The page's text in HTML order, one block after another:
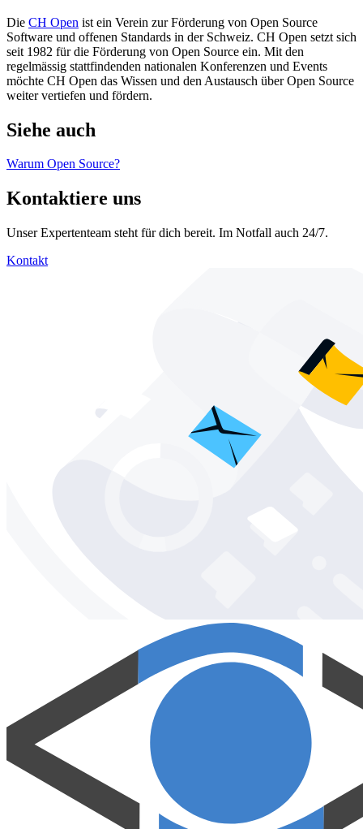
Die CH Open ist ein Verein zur Förderung von Open Source
Software und offenen Standards in der Schweiz. CH Open setzt sich
seit 1982 für die Förderung von Open Source ein. Mit den
regelmässig stattfindenden nationalen Konferenzen und Events
möchte CH Open das Wissen und den Austausch über Open Source
weiter vertiefen und fördern.
Siehe auch
Warum Open Source?
Kontaktiere uns
Unser Expertenteam steht für dich bereit. Im Notfall auch 24/7.
Kontakt